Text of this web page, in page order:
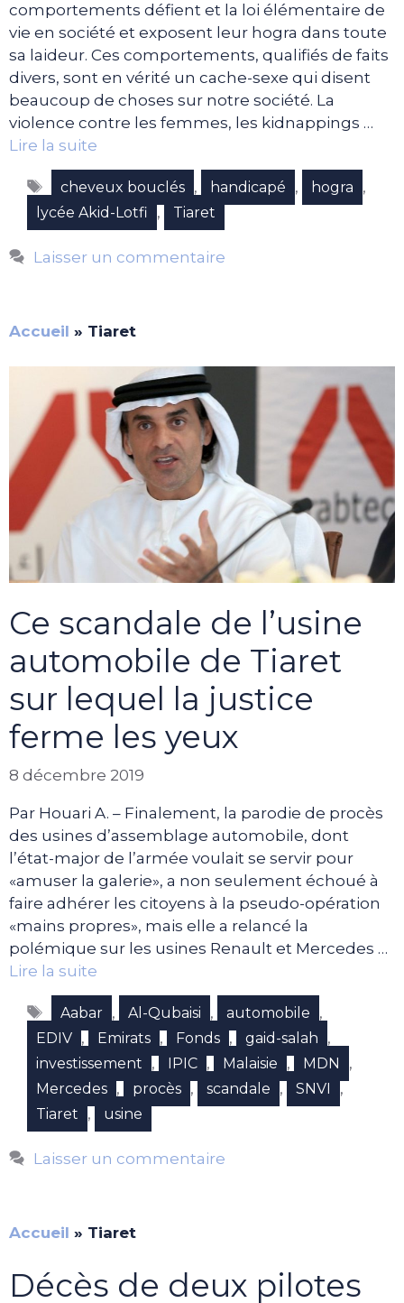
comportements défient et la loi élémentaire de
vie en société et exposent leur hogra dans toute
sa laideur. Ces comportements, qualifiés de faits
divers, sont en vérité un cache-sexe qui disent
beaucoup de choses sur notre société. La
violence contre les femmes, les kidnappings …
Lire la suite
Étiquettes
cheveux bouclés , handicapé , hogra ,
lycée Akid-Lotfi , Tiaret
Laisser un commentaire
Accueil » Tiaret
Ce scandale de l’usine
automobile de Tiaret
sur lequel la justice
ferme les yeux
8 décembre 2019
Par Houari A. – Finalement, la parodie de procès
des usines d’assemblage automobile, dont
l’état-major de l’armée voulait se servir pour
«amuser la galerie», a non seulement échoué à
faire adhérer les citoyens à la pseudo-opération
«mains propres», mais elle a relancé la
polémique sur les usines Renault et Mercedes …
Lire la suite
Étiquettes
Aabar , Al-Qubaisi , automobile ,
EDIV , Emirats , Fonds , gaid-salah ,
investissement , IPIC , Malaisie , MDN ,
Mercedes , procès , scandale , SNVI ,
Tiaret , usine
Laisser un commentaire
Accueil » Tiaret
Décès de deux pilotes